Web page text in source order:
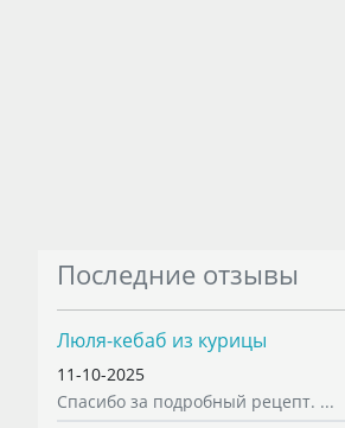
Последние отзывы
Люля-кебаб из курицы
11-10-2025
Спасибо за подробный рецепт. ...